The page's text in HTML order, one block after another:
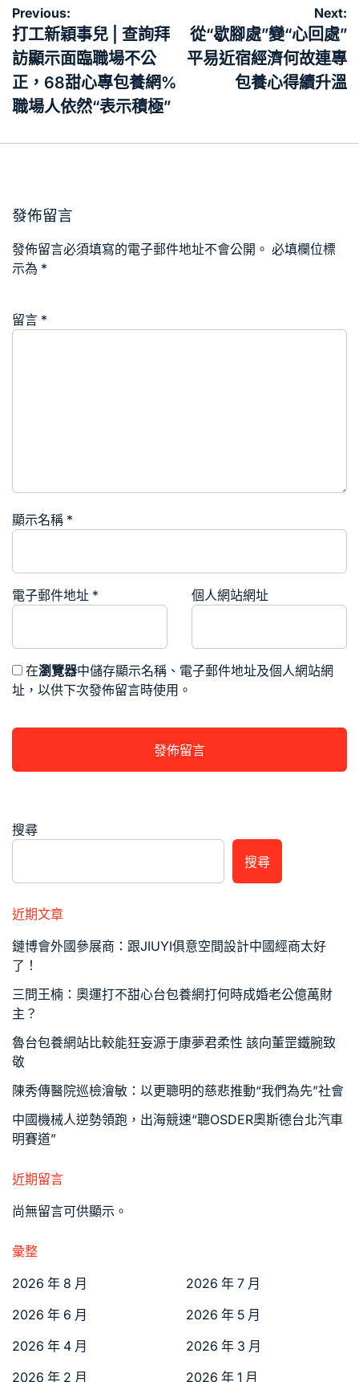
文
章
導
覽
Previous:
打工新穎事兒 | 查詢拜
訪顯示面臨職場不公
正，68甜心專包養網%
職場人依然“表示積極”
Next:
從“歇腳處”變“心回處”
平易近宿經濟何故連專
包養心得續升溫
發佈留言
發佈留言必須填寫的電子郵件地址不會公開。 必填欄位標
示為 *
留言 *
顯示名稱 *
電子郵件地址 * 個人網站網址
在瀏覽器中儲存顯示名稱、電子郵件地址及個人網站網
址，以供下次發佈留言時使用。
搜尋
搜尋
近期文章
鏈博會外國參展商：跟JIUYI俱意空間設計中國經商太好
了！
三問王楠：奧運打不甜心台包養網打何時成婚老公億萬財
主？
魯台包養網站比較能狂妄源于康夢君柔性 該向董罡鐵腕致
敬
陳秀傳醫院巡檢澮敏：以更聰明的慈悲推動“我們為先”社會
中國機械人逆勢領跑，出海競速“聰OSDER奧斯德台北汽車
明賽道”
近期留言
尚無留言可供顯示。
彙整
2026 年 8 月
2026 年 7 月
2026 年 6 月
2026 年 5 月
2026 年 4 月
2026 年 3 月
2026 年 2 月
2026 年 1 月